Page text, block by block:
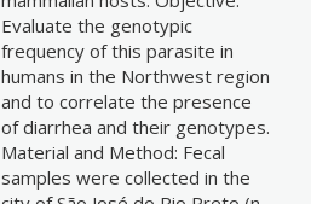
Evaluate the genotypic
frequency of this parasite in
humans in the Northwest region
and to correlate the presence
of diarrhea and their genotypes.
Material and Method: Fecal
samples were collected in the